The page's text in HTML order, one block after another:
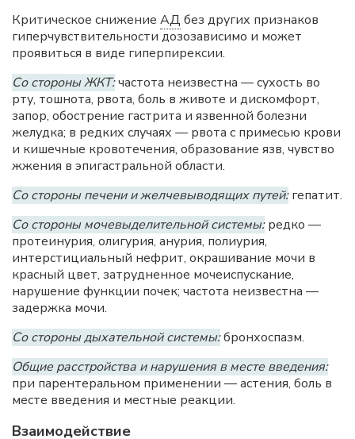
Критическое снижение АД без других признаков
гиперчувствительности дозозависимо и может
проявиться в виде гиперпирексии.
Со стороны ЖКТ:частота неизвестна — сухость во
рту, тошнота, рвота, боль в животе и дискомфорт,
запор, обострение гастрита и язвенной болезни
желудка; в редких случаях — рвота с примесью крови
и кишечные кровотечения, образование язв, чувство
жжения в эпигастральной области.
Со стороны печени и желчевыводящих путей:гепатит.
Со стороны мочевыделительной системы:редко —
протеинурия, олигурия, анурия, полиурия,
интерстициальный нефрит, окрашивание мочи в
красный цвет, затрудненное мочеиспускание,
нарушение функции почек; частота неизвестна —
задержка мочи.
Со стороны дыхательной системы:бронхоспазм.
Общие расстройства и нарушения в месте введения:
при парентеральном применении — астения, боль в
месте введения и местные реакции.
Взаимодействие